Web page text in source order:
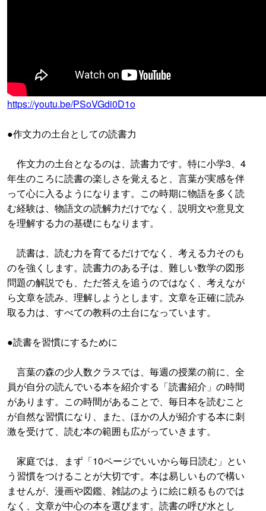
https://youtu.be/PSoVGdi0D1o
●作文力の土台としての読書力
作文力の土台となるのは、読書力です。特に小学3、4
年生のころに読書の楽しさを覚えると、言葉が実感を伴
って心に入るようになります。この時期に物語を多く読
む経験は、物語文の読解力だけでなく、説明文や意見文
を理解する力の基礎にもなります。
読書は、読む力を育てるだけでなく、考える力そのも
のを強くします。読書力のある子は、難しい数学の図形
問題の解説でも、ただ答えを追うのではなく、考えなが
ら文章を読み、理解しようとします。文章を正確に読み
取る力は、すべての教科の土台になっています。
●読書を習慣にするために
言葉の森の少人数クラスでは、毎週の授業の前に、全
員が自分の読んでいる本を紹介する「読書紹介」の時間
があります。この時間があることで、毎日本を読むこと
が自然な習慣になり、また、ほかの人が紹介する本に刺
激を受けて、読む本の範囲も広がっていきます。
家庭では、まず「10ページでいいから毎日読む」とい
う習慣をつけることが大切です。本は易しいもので構い
ませんが、漫画や図鑑、雑誌のように絵に頼るものでは
なく、文章が中心の本を選びます。読書の呼び水とし